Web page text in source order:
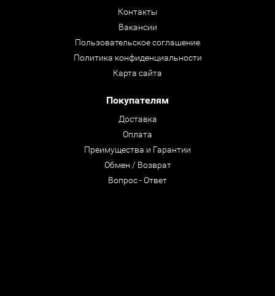
Контакты
Вакансии
Пользовательское соглашение
Политика конфиденциальности
Карта сайта
Покупателям
Доставка
Оплата
Преимущества и Гарантии
Обмен / Возврат
Вопрос - Ответ